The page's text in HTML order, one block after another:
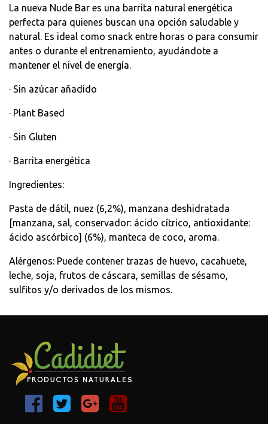
La nueva Nude Bar es una barrita natural energética
perfecta para quienes buscan una opción saludable y
natural. Es ideal como snack entre horas o para consumir
antes o durante el entrenamiento, ayudándote a
mantener el nivel de energía.
· Sin azúcar añadido
· Plant Based
· Sin Gluten
· Barrita energética
Ingredientes:
Pasta de dátil, nuez (6,2%), manzana deshidratada
[manzana, sal, conservador: ácido cítrico, antioxidante:
ácido ascórbico] (6%), manteca de coco, aroma.
Alérgenos: Puede contener trazas de huevo, cacahuete,
leche, soja, frutos de cáscara, semillas de sésamo,
sulfitos y/o derivados de los mismos.